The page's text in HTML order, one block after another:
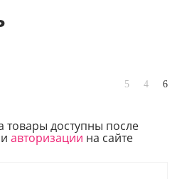
доступны после
авторизации на сайте